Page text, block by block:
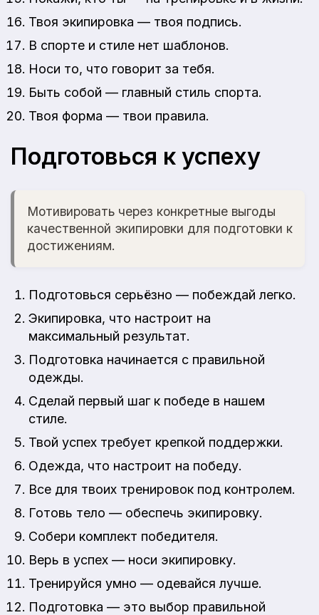
Твоя экипировка — твоя подпись.
В спорте и стиле нет шаблонов.
Носи то, что говорит за тебя.
Быть собой — главный стиль спорта.
Твоя форма — твои правила.
Подготовься к успеху
Мотивировать через конкретные выгоды
качественной экипировки для подготовки к
достижениям.
Подготовься серьёзно — побеждай легко.
Экипировка, что настроит на
максимальный результат.
Подготовка начинается с правильной
одежды.
Сделай первый шаг к победе в нашем
стиле.
Твой успех требует крепкой поддержки.
Одежда, что настроит на победу.
Все для твоих тренировок под контролем.
Готовь тело — обеспечь экипировку.
Собери комплект победителя.
Верь в успех — носи экипировку.
Тренируйся умно — одевайся лучше.
Подготовка — это выбор правильной